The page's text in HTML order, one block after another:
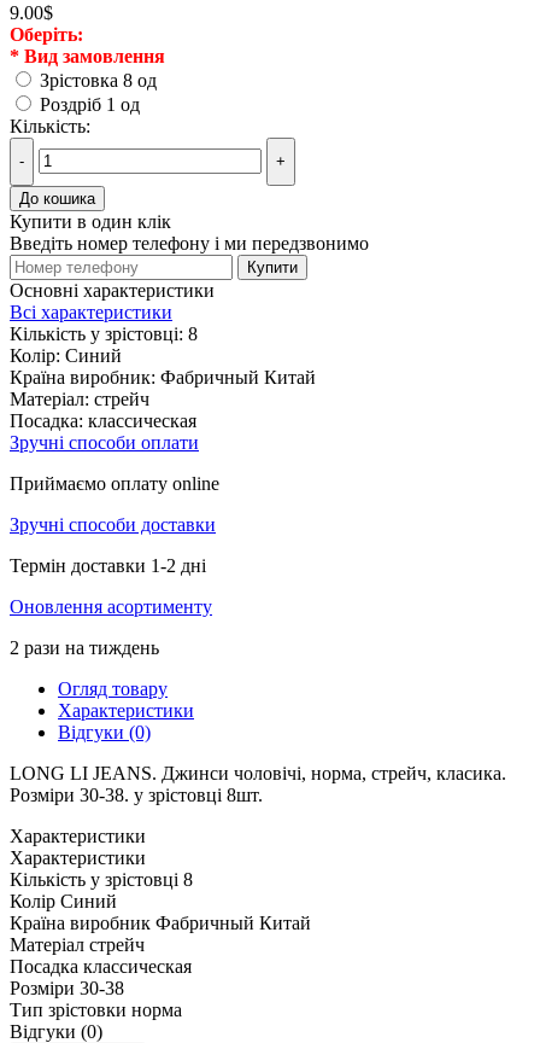
9.00$
Оберiть:
* Вид замовлення
Зрістовка 8 од
Роздріб 1 од
Кількість:
- +
До кошика
Купити в один клік
Введіть номер телефону і ми передзвонимо
Купити
Основні характеристики
Всі характеристики
Кількість у зрістовці: 8
Колір: Синий
Країна виробник: Фабричный Китай
Матеріал: стрейч
Посадка: классическая
Зручні способи оплати
Приймаємо оплату online
Зручні способи доставки
Термін доставки 1-2 дні
Оновлення асортименту
2 рази на тиждень
Огляд товару
Характеристики
Відгуки (0)
LONG LI JEANS. Джинси чоловічі, норма, стрейч, класика.
Розміри 30-38. у зрістовці 8шт.
Характеристики
Характеристики
Кількість у зрістовці 8
Колір Синий
Країна виробник Фабричный Китай
Матеріал стрейч
Посадка классическая
Розміри 30-38
Тип зрістовки норма
Відгуки (0)